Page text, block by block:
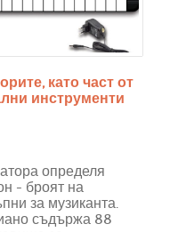
като част от
инструменти
определя
- броят на
за музиканта.
съдържа 88